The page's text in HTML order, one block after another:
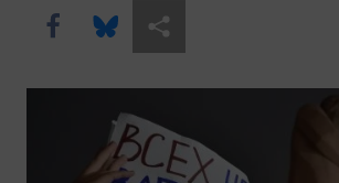
Share this via Facebook
Share this via Bluesky
Share this via Поделиться